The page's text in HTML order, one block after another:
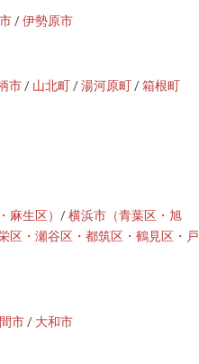
/伊勢原市
市/ 山北町/湯河原町/箱根町
生区） /横浜市（青葉区・旭
区・瀬谷区・都筑区・鶴見区・戸
市/ 大和市